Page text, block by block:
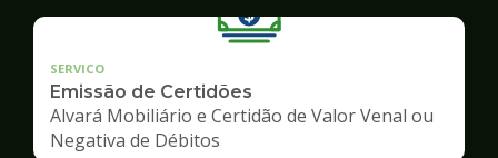
SERVICO
Emissão de Certidões
Alvará Mobiliário e Certidão de Valor Venal ou
Negativa de Débitos